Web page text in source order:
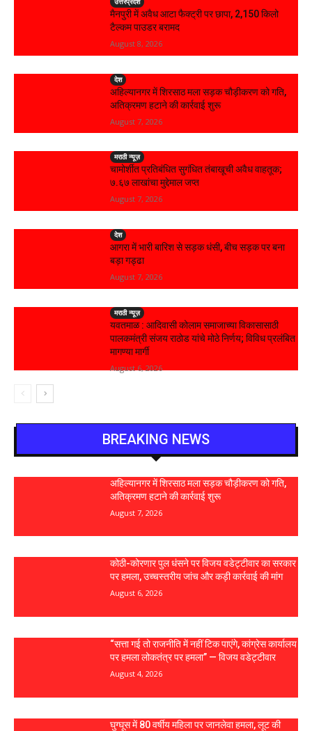
मैनपुरी में अवैध आटा फैक्ट्री पर छापा, 2,150 किलो
टैल्कम पाउडर बरामद
August 8, 2026
देश
अहिल्यानगर में शिरसाठ मला सड़क चौड़ीकरण को गति,
अतिक्रमण हटाने की कार्रवाई शुरू
August 7, 2026
मराठी न्यूज़
चामोर्शीत प्रतिबंधित सुगंधित तंबाखूची अवैध वाहतूक;
₹७.६७ लाखांचा मुद्देमाल जप्त
August 7, 2026
देश
आगरा में भारी बारिश से सड़क धंसी, बीच सड़क पर बना
बड़ा गड्ढा
August 7, 2026
मराठी न्यूज़
यवतमाळ : आदिवासी कोलाम समाजाच्या विकासासाठी
पालकमंत्री संजय राठोड यांचे मोठे निर्णय; विविध प्रलंबित
मागण्या मार्गी
August 6, 2026
BREAKING NEWS
अहिल्यानगर में शिरसाठ मला सड़क चौड़ीकरण को गति,
अतिक्रमण हटाने की कार्रवाई शुरू
August 7, 2026
कोठी-कोरणार पुल धंसने पर विजय वडेट्टीवार का सरकार
पर हमला, उच्चस्तरीय जांच और कड़ी कार्रवाई की मांग
August 6, 2026
“सत्ता गई तो राजनीति में नहीं टिक पाएंगे, कांग्रेस कार्यालय
पर हमला लोकतंत्र पर हमला” — विजय वडेट्टीवार
August 4, 2026
घुग्घूस में 80 वर्षीय महिला पर जानलेवा हमला, लूट की